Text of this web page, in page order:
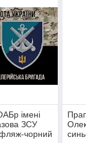
імені
ЗСУ
чорний